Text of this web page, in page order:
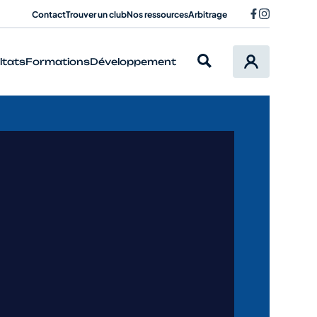
ContactTrouver un clubNos ressourcesArbitrage
FormationsDéveloppement